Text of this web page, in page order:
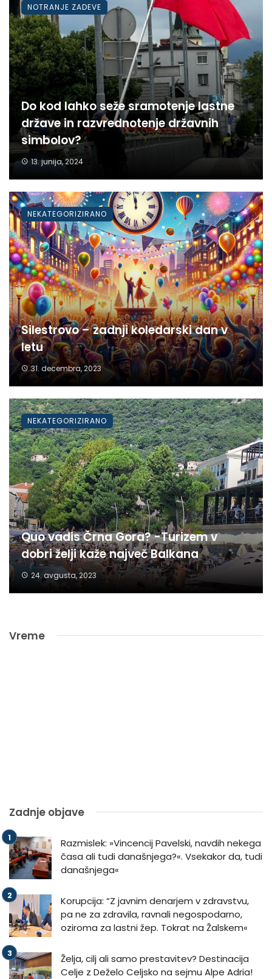
Do kod lahko seže sramotenje lastne
države in razvrednotenje državnih
simbolov?
13. junija, 2024
NOTRANJE ZADEVE
Silestrovo – zadnji koledarski dan v
letu
31. decembra, 2023
NEKATEGORIZIRANO
Quo vadis Črna Gora? -Turizem v
dobri želji kaže največ Balkana
24. avgusta, 2023
NEKATEGORIZIRANO
Vreme
Zadnje objave
Razmislek: »Vincencij Pavelski, navdih nekega
časa ali tudi današnjega?«. Vsekakor da, tudi
današnjega«
Korupcija: “Z javnim denarjem v zdravstvu,
pa ne za zdravila, ravnali negospodarno,
oziroma za lastni žep. Tokrat na Žalskem«
Želja, cilj ali samo prestavitev? Destinacija
Celje z Deželo Celjsko na sejmu Alpe Adria!